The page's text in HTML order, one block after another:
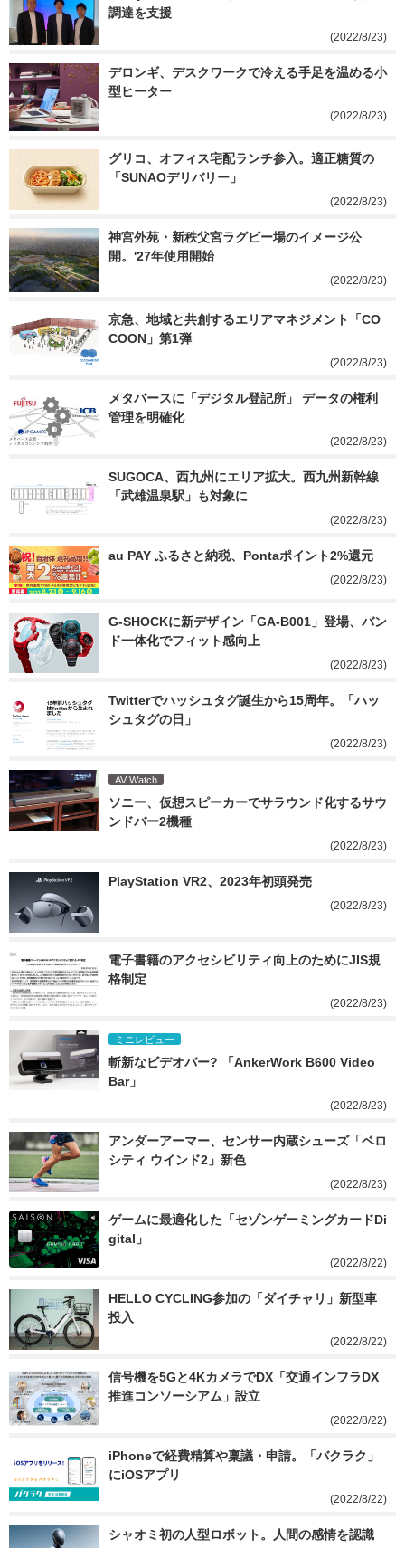
調達を支援
(2022/8/23)
デロンギ、デスクワークで冷える手足を温める小
型ヒーター
(2022/8/23)
グリコ、オフィス宅配ランチ参入。適正糖質の
「SUNAOデリバリー」
(2022/8/23)
神宮外苑・新秩父宮ラグビー場のイメージ公
開。'27年使用開始
(2022/8/23)
京急、地域と共創するエリアマネジメント「CO
COON」第1弾
(2022/8/23)
メタバースに「デジタル登記所」 データの権利
管理を明確化
(2022/8/23)
SUGOCA、西九州にエリア拡大。西九州新幹線
「武雄温泉駅」も対象に
(2022/8/23)
au PAY ふるさと納税、Pontaポイント2%還元
(2022/8/23)
G-SHOCKに新デザイン「GA-B001」登場、バン
ド一体化でフィット感向上
(2022/8/23)
Twitterでハッシュタグ誕生から15周年。「ハッ
シュタグの日」
(2022/8/23)
AV Watch
ソニー、仮想スピーカーでサラウンド化するサウ
ンドバー2機種
(2022/8/23)
PlayStation VR2、2023年初頭発売
(2022/8/23)
電子書籍のアクセシビリティ向上のためにJIS規
格制定
(2022/8/23)
ミニレビュー
斬新なビデオバー? 「AnkerWork B600 Video
Bar」
(2022/8/23)
アンダーアーマー、センサー内蔵シューズ「ベロ
シティ ウインド2」新色
(2022/8/23)
ゲームに最適化した「セゾンゲーミングカードDi
gital」
(2022/8/22)
HELLO CYCLING参加の「ダイチャリ」新型車
投入
(2022/8/22)
信号機を5Gと4KカメラでDX「交通インフラDX
推進コンソーシアム」設立
(2022/8/22)
iPhoneで経費精算や稟議・申請。「バクラク」
にiOSアプリ
(2022/8/22)
シャオミ初の人型ロボット。人間の感情を認識